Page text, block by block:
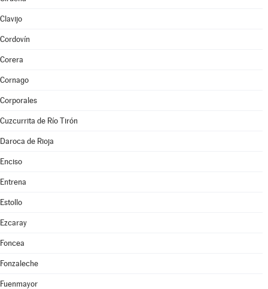
Clavijo
Cordovín
Corera
Cornago
Corporales
Cuzcurrita de Río Tirón
Daroca de Rioja
Enciso
Entrena
Estollo
Ezcaray
Foncea
Fonzaleche
Fuenmayor